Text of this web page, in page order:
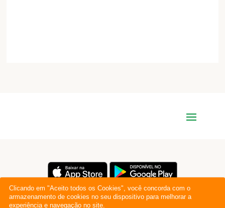
Clicando em "Aceito todos os Cookies", você concorda com o
armazenamento de cookies no seu dispositivo para melhorar a
experiência e navegação no site.